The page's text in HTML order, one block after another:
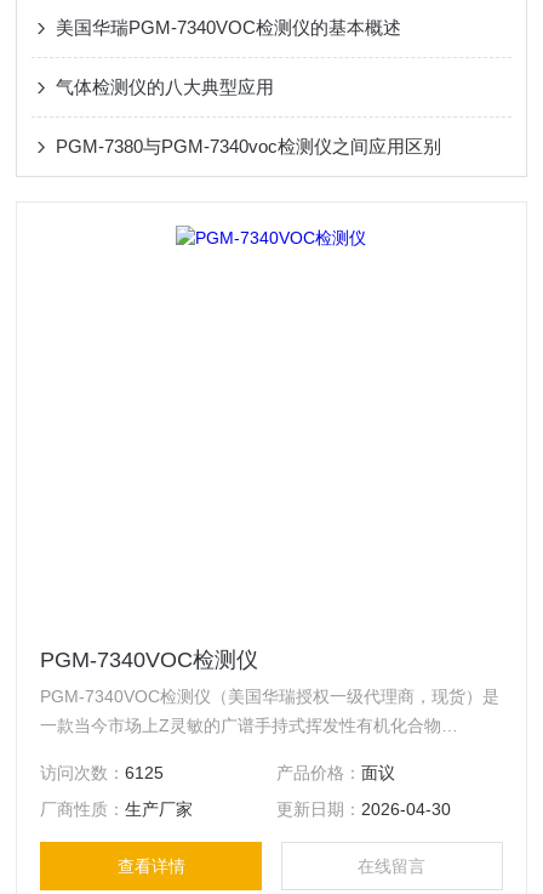
美国华瑞PGM-7340VOC检测仪的基本概述
气体检测仪的八大典型应用
PGM-7380与PGM-7340voc检测仪之间应用区别
PGM-7340VOC检测仪
PGM-7340VOC检测仪（美国华瑞授权一级代理商，现货）是
一款当今市场上Z灵敏的广谱手持式挥发性有机化合物
（PID），提高了检测精度和响应时间，检测范围达到1ppb-
10000ppm，通过无线模块可以实现与控制台的无线数据传输
和远程监控。PGM-7340可广泛应用在环保、职业卫生健康、
应急救援、工业安全、石油石化等行业。
访问次数：6125 产品价格： 面议
厂商性质：生产厂家 更新日期： 2026-04-30
查看详情 在线留言